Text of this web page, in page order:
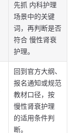
先抓 内科护理
场景中的关键
词，再判断是否
符合 慢性肾衰
护理。
回到官方大纲、
报名通知或规范
教材口径，按
慢性肾衰护理
的适用条件判
断。